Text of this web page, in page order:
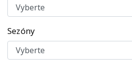
Sezóny